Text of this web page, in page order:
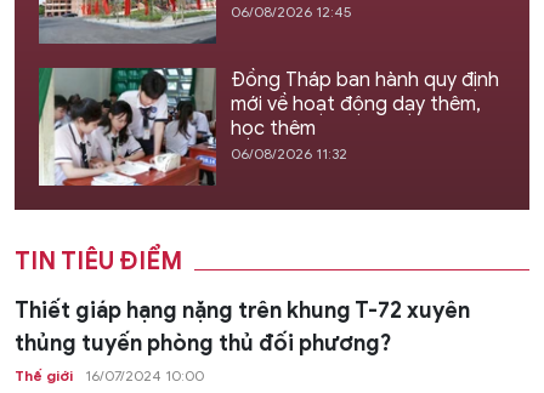
06/08/2026 12:45
Đồng Tháp ban hành quy định
mới về hoạt động dạy thêm,
học thêm
06/08/2026 11:32
TIN TIÊU ĐIỂM
Thiết giáp hạng nặng trên khung T-72 xuyên
thủng tuyến phòng thủ đối phương?
Thế giới 16/07/2024 10:00